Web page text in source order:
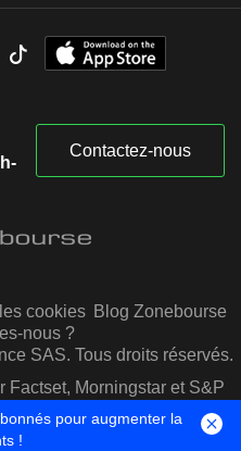
Contactez-nous
cookies Blog Zonebourse
nous ?
SAS. Tous droits réservés.
Factset, Morningstar et S&P
IQ
pour augmenter la
!